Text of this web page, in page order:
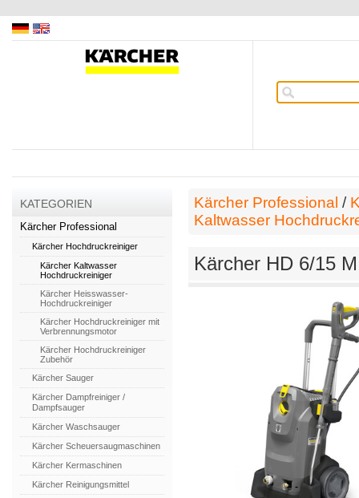
KATEGORIEN
Kärcher Professional
Kärcher Hochdruckreiniger
Kärcher Kaltwasser
Hochdruckreiniger
Kärcher Heisswasser-
Hochdruckreiniger
Kärcher Hochdruckreiniger mit
Verbrennungsmotor
Kärcher Hochdruckreiniger
Zubehör
Kärcher Sauger
Kärcher Dampfreiniger /
Dampfsauger
Kärcher Waschsauger
Kärcher Scheuersaugmaschinen
Kärcher Kermaschinen
Kärcher Reinigungsmittel
Kärcher Professional /
Kaltwasser
Kärcher HD 6/15